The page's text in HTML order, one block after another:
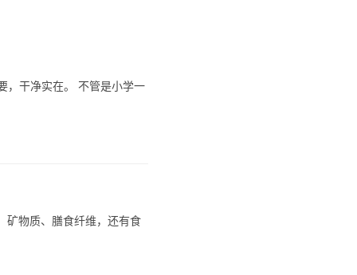
，干净实在。 不管是小学一
矿物质、膳食纤维，还有食